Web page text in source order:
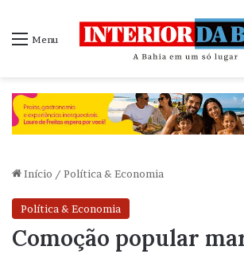
Menu
Início / Política & Economia
Política & Economia
Comoção popular